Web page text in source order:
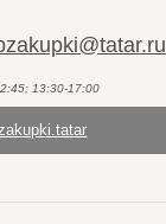
13:30-17:00